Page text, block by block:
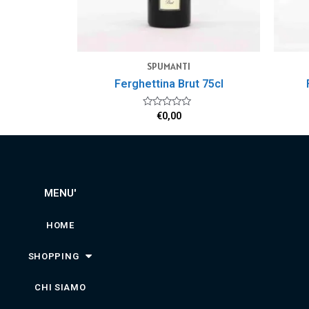
SPUMANTI
Ferghettina Brut 75cl
Valutato
€0,00
MENU'
HOME
SHOPPING
CHI SIAMO